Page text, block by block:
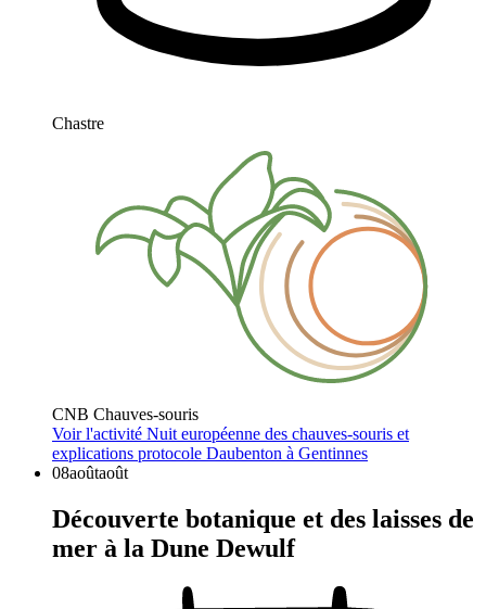
Chastre
CNB Chauves-souris
Voir l'activité Nuit européenne des chauves-souris et
explications protocole Daubenton à Gentinnes
08aoûtaoût
Découverte botanique et des laisses de
mer à la Dune Dewulf